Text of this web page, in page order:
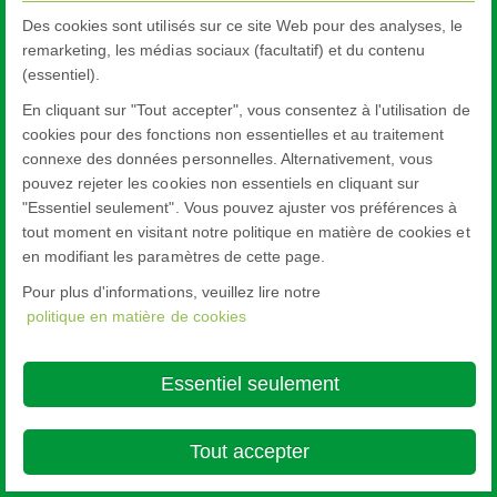
Des cookies sont utilisés sur ce site Web pour des analyses, le
remarketing, les médias sociaux (facultatif) et du contenu
(essentiel).
En cliquant sur "Tout accepter", vous consentez à l'utilisation de
cookies pour des fonctions non essentielles et au traitement
connexe des données personnelles. Alternativement, vous
pouvez rejeter les cookies non essentiels en cliquant sur
"Essentiel seulement". Vous pouvez ajuster vos préférences à
tout moment en visitant notre politique en matière de cookies et
en modifiant les paramètres de cette page.
Pour plus d'informations, veuillez lire notre
politique en matière de cookies
Essentiel seulement
Tout accepter